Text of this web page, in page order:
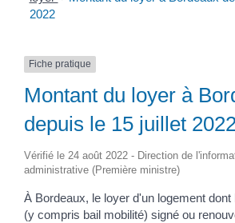
2022
Fiche pratique
Montant du loyer à
depuis le 15 juillet
Vérifié le 24 août 2022 - Direction de
administrative (Première ministre)
À Bordeaux, le loyer d'un logement dont
(y compris bail mobilité) signé ou